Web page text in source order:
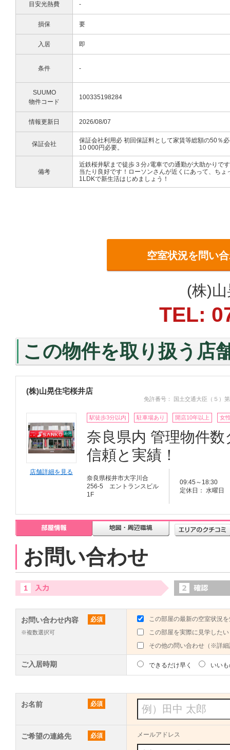
目安光熱費 -
損保 要
入居 即
条件 -
SUUMO
物件コード
100335198284
情報更新日 2026/08/07
保証会社
保証会社利用必 初回保証料として家賃等総額の50％
10 000円必要。
備考
近鉄桜井駅まで徒歩３分♪電車での通勤が大助かりで
当たり良好です！ローソンさんが近くにあって、ち
1LDKで新生活はじめましょう！
空室状況を問い
(株)
TEL:
この物件を取り扱う店
(株)山晃住宅桜井店
免許番号： 国土交通大臣（５）
店舗詳細を見る
駅徒歩3分以内 駐車場あり 開店10年以上 女
奈良県内 管理物件
信頼と実績！
奈良県桜井市大字川合
256-5 エントランスビル
1F
09:45～18:30
定休日： 水曜日
お問い合わせ
お問い合わせ内容 必須
※複数選択可
この部屋の最新の空室状況
この部屋を実際に見学したい
その他の問い合わせ（※詳
ご入居時期 できるだけ早く いい
お名前 必須
ご希望の連絡先 必須 メールアドレス